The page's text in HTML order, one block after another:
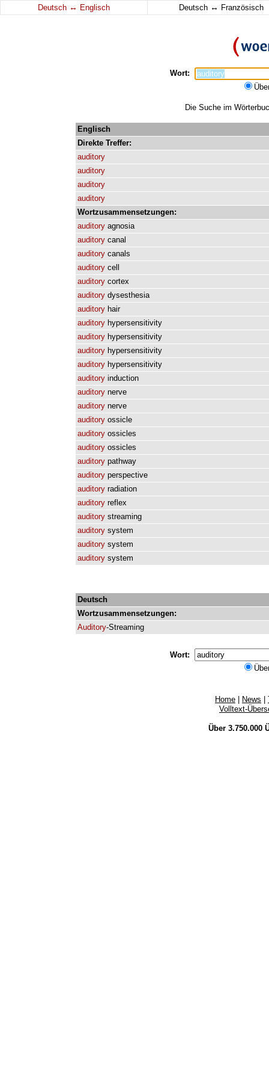
Deutsch ↔ Englisch Deutsch ↔ Französisch
Wort:
Die Suche im
Englisch
Direkte Treffer:
auditory
auditory
auditory
auditory
Wortzusammensetzungen:
auditory agnosia
auditory canal
auditory canals
auditory cell
auditory cortex
auditory dysesthesia
auditory hair
auditory hypersensitivity
auditory hypersensitivity
auditory hypersensitivity
auditory hypersensitivity
auditory induction
auditory nerve
auditory nerve
auditory ossicle
auditory ossicles
auditory ossicles
auditory pathway
auditory perspective
auditory radiation
auditory reflex
auditory streaming
auditory system
auditory system
auditory system
Deutsch
Wortzusammensetzungen:
Auditory-Streaming
Wort:
Home News
Volltext-
Über 3.750.000